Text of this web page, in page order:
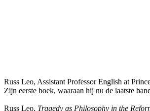
Russ Leo, Assistant Professor English at
Zijn eerste boek, waaraan hij nu de laatste
Russ Leo, Tragedy as Philosophy in the